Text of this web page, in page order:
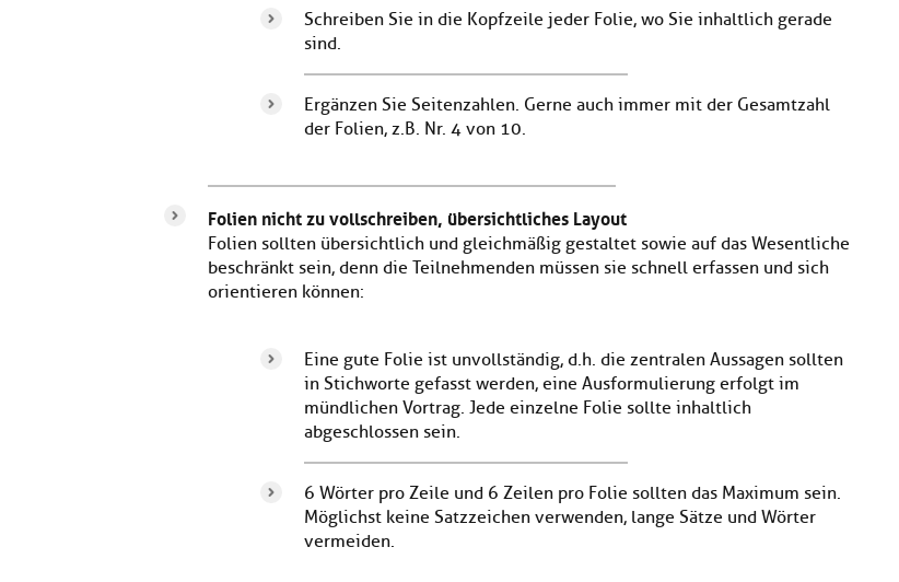
Schreiben Sie in die Kopfzeile jeder Folie, wo Sie inhaltlich gerade
sind.
Ergänzen Sie Seitenzahlen. Gerne auch immer mit der Gesamtzahl
der Folien, z.B. Nr. 4 von 10.
Folien nicht zu vollschreiben, übersichtliches Layout
Folien sollten übersichtlich und gleichmäßig gestaltet sowie auf das Wesentliche
beschränkt sein, denn die Teilnehmenden müssen sie schnell erfassen und sich
orientieren können:
Eine gute Fo­lie ist unvollständig, d.h. die zentralen Aussagen sollten
in Stichworte gefasst werden, eine Ausformulierung erfolgt im
mündlichen Vortrag. Jede einzelne Folie sollte inhaltlich
abgeschlossen sein.
6 Wörter pro Zeile und 6 Zeilen pro Folie sollten das Maximum sein.
Möglichst keine Satz­zeichen verwenden, lange Sätze und Wörter
vermeiden.